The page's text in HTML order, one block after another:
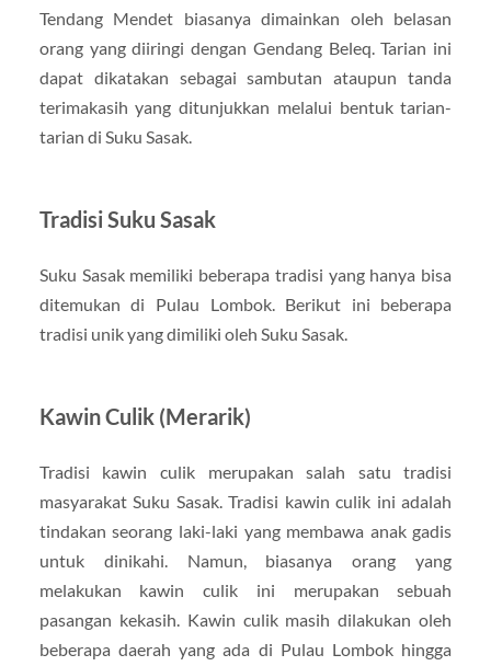
Tendang Mendet biasanya dimainkan oleh belasan
orang yang diiringi dengan Gendang Beleq. Tarian ini
dapat dikatakan sebagai sambutan ataupun tanda
terimakasih yang ditunjukkan melalui bentuk tarian-
tarian di Suku Sasak.
Tradisi Suku Sasak
Suku Sasak memiliki beberapa tradisi yang hanya bisa
ditemukan di Pulau Lombok. Berikut ini beberapa
tradisi unik yang dimiliki oleh Suku Sasak.
Kawin Culik (Merarik)
Tradisi kawin culik merupakan salah satu tradisi
masyarakat Suku Sasak. Tradisi kawin culik ini adalah
tindakan seorang laki-laki yang membawa anak gadis
untuk dinikahi. Namun, biasanya orang yang
melakukan kawin culik ini merupakan sebuah
pasangan kekasih. Kawin culik masih dilakukan oleh
beberapa daerah yang ada di Pulau Lombok hingga